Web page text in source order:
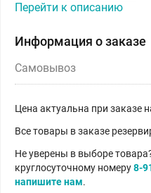
Перейти к описанию
Информация о заказе
Самовывоз
Цена актуальна при заказе
Все товары в заказе
Не уверены в выборе
круглосуточному номеру8-
напишите нам.